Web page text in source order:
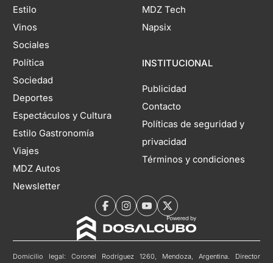
Estilo
Vinos
Sociales
Política
Sociedad
Deportes
Espectáculos y Cultura
Estilo Gastronomía
Viajes
MDZ Autos
Newsletter
MDZ Tech
Napsix
INSTITUCIONAL
Publicidad
Contacto
Políticas de seguridad y
privacidad
Términos y condiciones
Domicilio legal: Coronel Rodríguez 1260, Mendoza, Argentina. Director